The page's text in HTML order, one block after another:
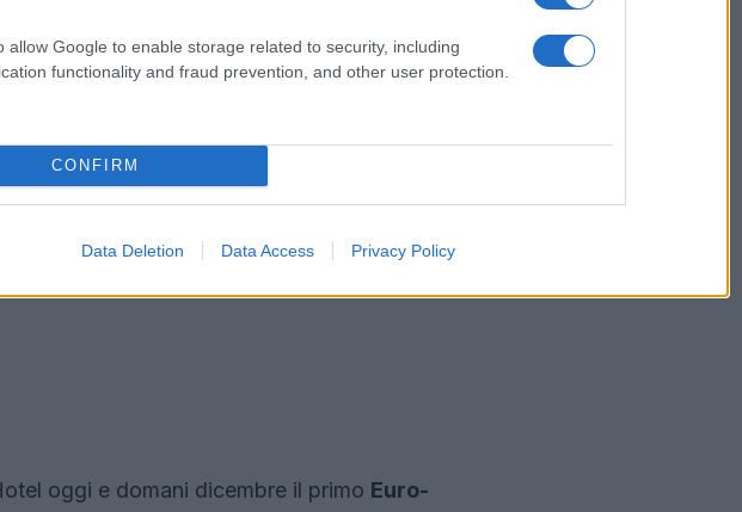
allow Google to enable storage related to security, including
functionality and fraud prevention, and other user protection.
CONFIRM
Data Deletion Data Access Privacy Policy
oggi e domani dicembre il primo Euro-